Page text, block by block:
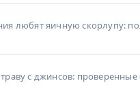
любят яичную скорлупу:
с джинсов: